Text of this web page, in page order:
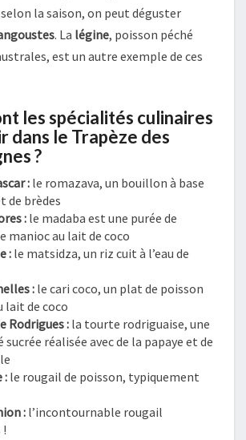
la saison, on peut déguster
. La légine, poisson péché
est un autre exemple de ces
les spécialités culinaires
dans le Trapèze des
?
: le romazava, un bouillon à base
de brèdes
: le madaba est une purée de
manioc au lait de coco
: le matsidza, un riz cuit à l’eau de
:le cari coco, un plat de poisson
lait de coco
Rodrigues : la tourte rodriguaise, une
réalisée avec de la papaye et de
: le rougail de poisson, typiquement
: l’incontournable rougail
!